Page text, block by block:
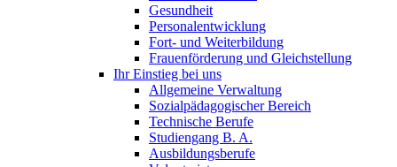
Gesundheit
Personalentwicklung
Fort- und Weiterbildung
Frauenförderung und Gleichstellung
Ihr Einstieg bei uns
Allgemeine Verwaltung
Sozialpädagogischer Bereich
Technische Berufe
Studiengang B. A.
Ausbildungsberufe